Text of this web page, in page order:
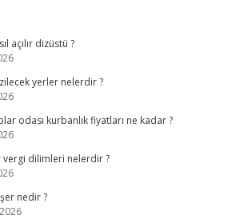
açılır dizüstü ?
yerler nelerdir ?
odası kurbanlık fiyatları ne kadar ?
vergi dilimleri nelerdir ?
nedir ?